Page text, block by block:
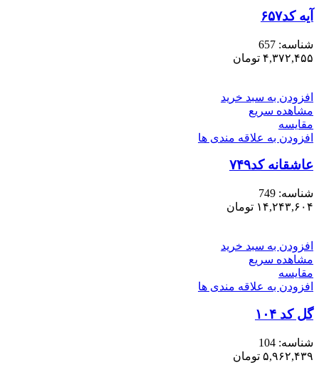
آیه کد۶۵۷
شناسه: 657
۴,۳۷۲,۴۵۵ تومان
افزودن به سبد خرید
مشاهده سریع
مقایسه
افزودن به علاقه مندی ها
عاشقانه کد۷۴۹
شناسه: 749
۱۴,۲۴۳,۶۰۴ تومان
افزودن به سبد خرید
مشاهده سریع
مقایسه
افزودن به علاقه مندی ها
گل کد ۱۰۴
شناسه: 104
۵,۹۶۲,۴۳۹ تومان